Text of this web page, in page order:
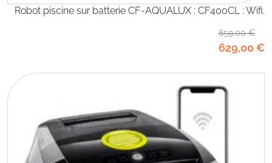
Robot piscine sur batterie CF-AQUALUX : CF400CL : Wifi.
859,00€
629,00 €